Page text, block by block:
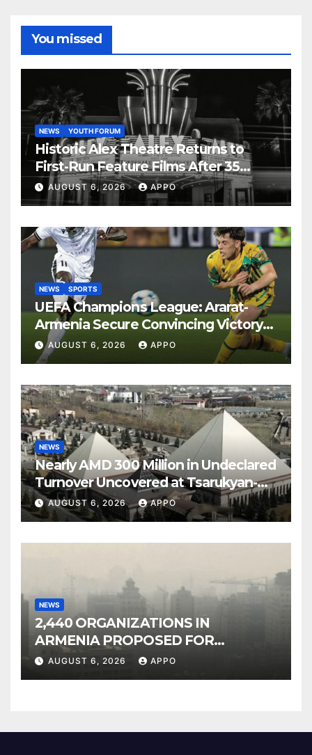
You missed
NEWS YOUTH FORUM
Historic Alex Theatre Returns to
First-Run Feature Films After 35
Years
AUGUST 6, 2026 APPO
NEWS SPORTS
UEFA Champions League: Ararat-
Armenia Secure Convincing Victory
Over Shamrock Rovers 2-0
AUGUST 6, 2026 APPO
NEWS
Nearly AMD 300 Million in Undeclared
Turnover Uncovered at Tsarukyan-
Owned Entertainment Center
AUGUST 6, 2026 APPO
NEWS
2,440 ORGANIZATIONS IN
ARMENIA PROPOSED FOR
INCLUSION IN LIST OF AIR
AUGUST 6, 2026 APPO